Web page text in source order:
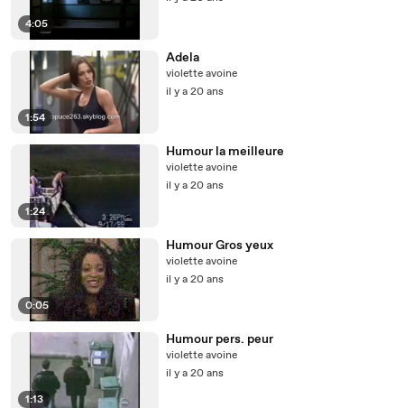
4:05
1:54
Adela
violette avoine
il y a 20 ans
1:24
Humour la meilleure
violette avoine
il y a 20 ans
0:05
Humour Gros yeux
violette avoine
il y a 20 ans
1:13
Humour pers. peur
violette avoine
il y a 20 ans